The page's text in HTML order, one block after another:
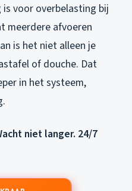
voor overbelasting bij
meerdere afvoeren
is het niet alleen je
of douche. Dat
in het systeem,
niet langer. 24/7